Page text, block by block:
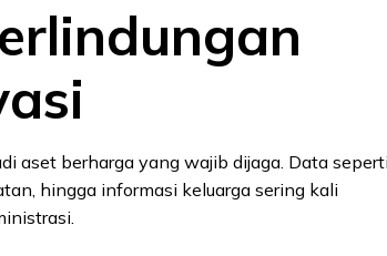
aset berharga yang wajib dijaga. Data seperti
hingga informasi keluarga sering kali